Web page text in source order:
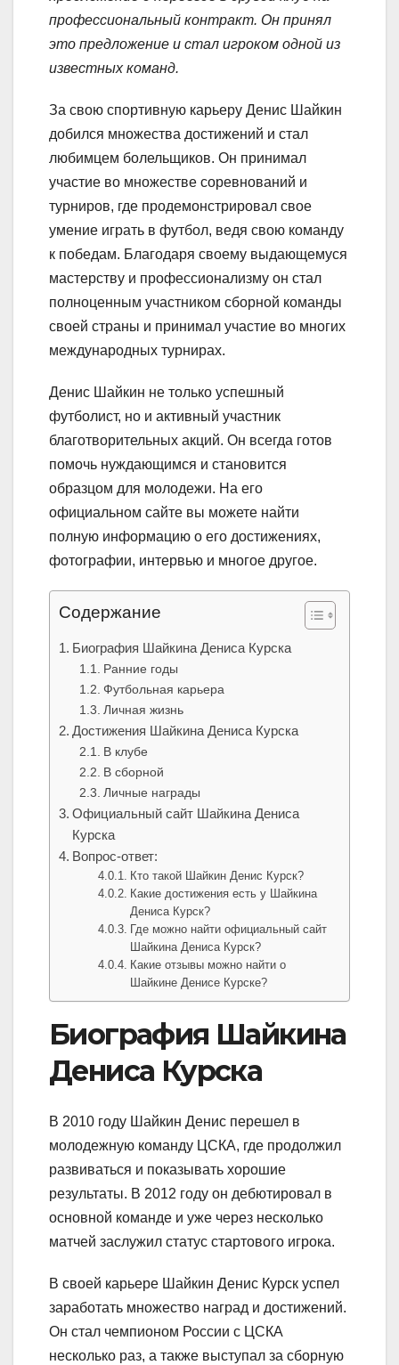
профессиональный контракт. Он принял
это предложение и стал игроком одной из
известных команд.
За свою спортивную карьеру Денис Шайкин
добился множества достижений и стал
любимцем болельщиков. Он принимал
участие во множестве соревнований и
турниров, где продемонстрировал свое
умение играть в футбол, ведя свою команду
к победам. Благодаря своему выдающемуся
мастерству и профессионализму он стал
полноценным участником сборной команды
своей страны и принимал участие во многих
международных турнирах.
Денис Шайкин не только успешный
футболист, но и активный участник
благотворительных акций. Он всегда готов
помочь нуждающимся и становится
образцом для молодежи. На его
официальном сайте вы можете найти
полную информацию о его достижениях,
фотографии, интервью и многое другое.
Содержание
Биография Шайкина Дениса Курска
Ранние годы
Футбольная карьера
Личная жизнь
Достижения Шайкина Дениса Курска
В клубе
В сборной
Личные награды
Официальный сайт Шайкина Дениса
Курска
Вопрос-ответ:
Кто такой Шайкин Денис Курск?
Какие достижения есть у Шайкина
Дениса Курск?
Где можно найти официальный сайт
Шайкина Дениса Курск?
Какие отзывы можно найти о
Шайкине Денисе Курске?
Биография Шайкина
Дениса Курска
В 2010 году Шайкин Денис перешел в
молодежную команду ЦСКА, где продолжил
развиваться и показывать хорошие
результаты. В 2012 году он дебютировал в
основной команде и уже через несколько
матчей заслужил статус стартового игрока.
В своей карьере Шайкин Денис Курск успел
заработать множество наград и достижений.
Он стал чемпионом России с ЦСКА
несколько раз, а также выступал за сборную